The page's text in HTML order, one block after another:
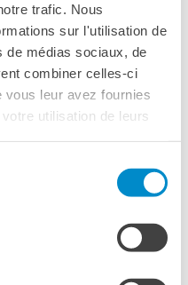
trafic. Nous
sur l'utilisation de
de médias sociaux, de
combiner celles-ci
leur avez fournies
utilisation de leurs
dessinée comme langage :
les différentes étapes de
personnages et des
et des modèles à utiliser
CRÉATIVE POUR LES
la créativité en français,
destinés aux